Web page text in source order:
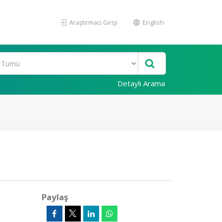
Araştırmacı Girişi English
Detaylı Arama
Paylaş